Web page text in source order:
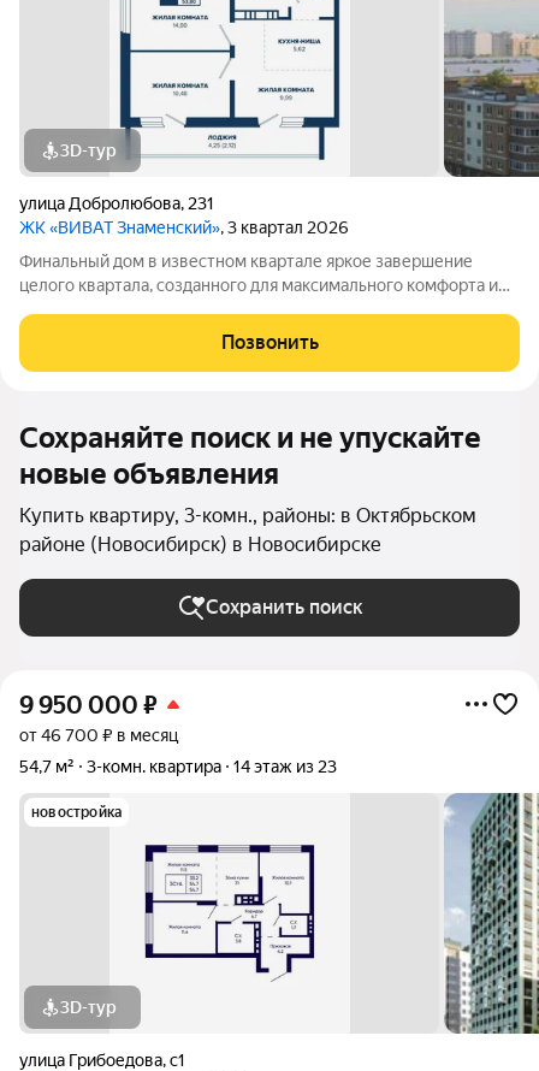
3D-тур
улица Добролюбова, 231
ЖК «ВИВАТ Знаменский», 3 квартал 2026
Финальный дом в известном квартале яркое завершение
целого квартала, созданного для максимального комфорта и
благоустроенной территорией, современными зонами общего
пользования и панорамным
Позвонить
Сохраняйте поиск и не упускайте
новые объявления
Купить квартиру, 3-комн., районы: в Октябрьском
районе (Новосибирск) в Новосибирске
Сохранить поиск
9 950 000 ₽
от 46 700 ₽ в месяц
54,7 м²
3-комн. квартира 14 этаж из 23
новостройка
3D-тур
улица Грибоедова,с1